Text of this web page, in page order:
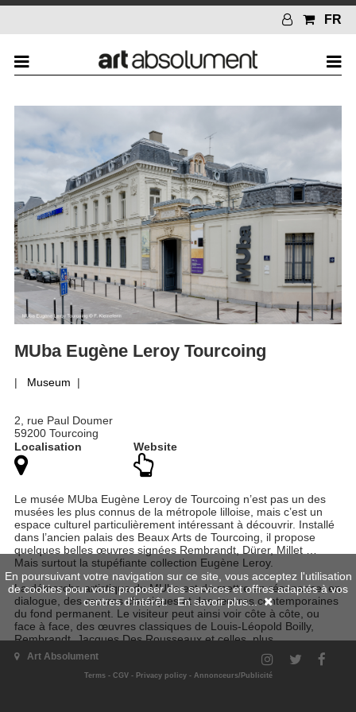
FR
MUba Eugène Leroy Tourcoing
| Museum |
2, rue Paul Doumer
59200 Tourcoing
Localisation
Website
Le musée MUba Eugène Leroy de Tourcoing n’est pas un des
musées les plus connus de la métropole lilloise, mais c’est un
espace culturel particulièrement intéressant à découvrir. Installé
dans l’ancien palais des Beaux Arts de Tourcoing, il propose
quelques belles œuvres signées Rembrandt, Dürer, Millet …
Mais surtout la stupéfiante collection Eugène Leroy.
La démarche artistique du MUba est de mettre en résonance, en
dialogue, des œuvres classiques et des œuvres contemporaines
du fond permanent. Le visiteur peut ainsi voir côte à côte, ou
face à face, des œuvres classiques de Louis-Léopold Boilly,
Rembrandt, Jacques Des Rousseaux et celles, plus
contemporaines, d’Angela Graeurholz, Rémi Guerrin ou encore
Philippe Cazal. Une autre façon de présenter au public les liens
souvent étonnants qui se tissent entre les artistes, au fil des
Art Absolument
Terms- CGV- Privacy policy- Annonceurs/Publicité
En poursuivant votre navigation sur ce site, vous acceptez l'utilisation
de cookies pour vous proposer des services et offres adaptés à vos
centres d'intérêt.En savoir plus...